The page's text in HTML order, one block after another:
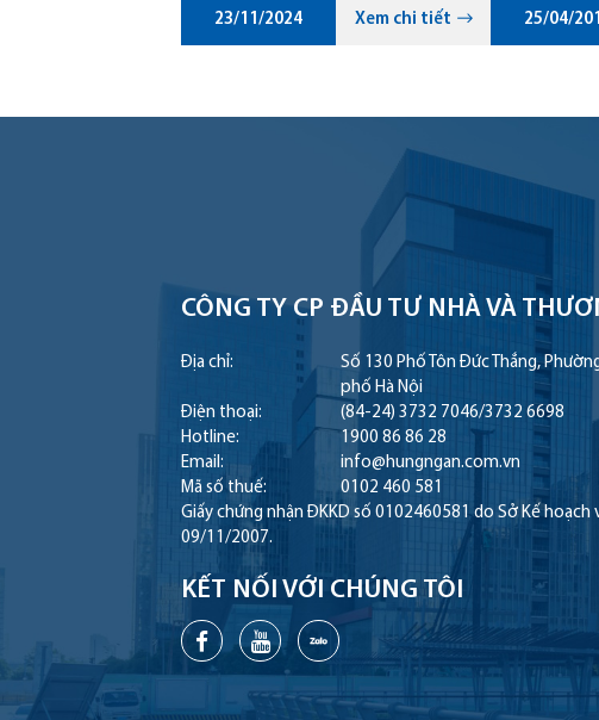
23/11/2024 Xem chi tiết 25/04/
CÔNG TY CP ĐẦU TƯ NHÀVÀ
Địa chỉ:
Số 130 Phố Tôn Đức Thắng,
phố Hà Nội
Điện thoại:
(84-24) 3732 7046/3732 6698
Hotline:
1900 86 86 28
Email:
info@hungngan.com.vn
Mã số thuế:
0102 460 581
Giấy chứng nhận ĐKKD số 0102460581 do Sở Kế hoạch
09/11/2007.
KẾT NỐI VỚI CHÚNG TÔI